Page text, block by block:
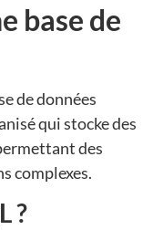
base de
de données
qui stocke des
des
complexes.
?